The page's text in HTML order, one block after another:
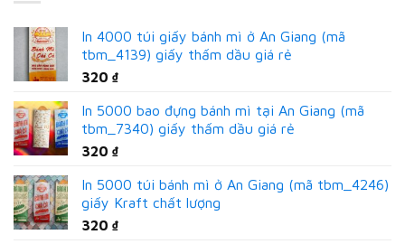
In 4000 túi giấy bánh mì ở An Giang (mã
tbm_4139) giấy thấm dầu giá rẻ
320 ₫
In 5000 bao đựng bánh mì tại An Giang (mã
tbm_7340) giấy thấm dầu giá rẻ
320 ₫
In 5000 túi bánh mì ở An Giang (mã tbm_4246)
giấy Kraft chất lượng
320 ₫